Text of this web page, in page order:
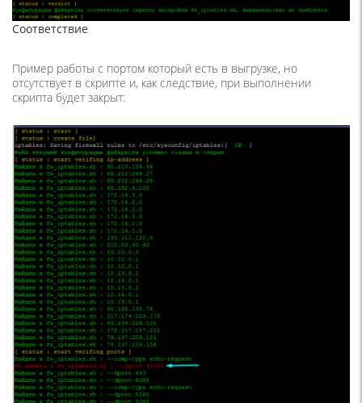
Соответствие
Пример работы с портом который есть в выгрузке, но
отсутствует в скрипте и, как следствие, при выполнении
скрипта будет закрыт: